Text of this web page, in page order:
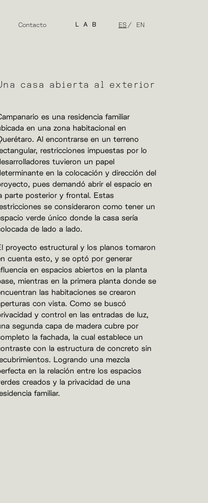
Contacto LAB ES EN
casa abierta al exterior
es una residencia familiar
en una zona habitacional en
Al encontrarse en un terreno
restricciones impuestas por lo
tuvieron un papel
en la colocación y dirección del
pues demandó abrir el espacio en
parte posterior y frontal. Estas
se consideraron como tener un
verde único donde la casa sería
de lado a lado.
proyecto estructural y los planos tomaron
cuenta esto, y se optó por generar
en espacios abiertos en la planta
mientras en la primera planta donde se
las habitaciones se crearon
con vista. Como se buscó
y control en las entradas de luz,
segunda capa de madera cubre por
la fachada, la cual establece un
con la estructura de concreto sin
Logrando una mezcla
en la relación entre los espacios
creados y la privacidad de una
familiar.